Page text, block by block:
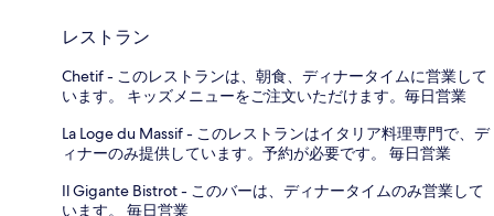
レストラン
Chetif - このレストランは、朝食、ディナータイムに営業して
います。 キッズメニューをご注文いただけます。毎日営業
La Loge du Massif - このレストランはイタリア料理専門で、デ
ィナーのみ提供しています。予約が必要です。 毎日営業
Il Gigante Bistrot - このバーは、ディナータイムのみ営業して
います。 毎日営業